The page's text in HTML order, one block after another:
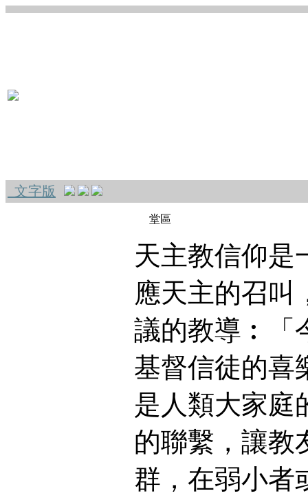
文字版
堂區
天主教信仰是
應天主的召叫
議的教導︰「
基督信徒的喜
是人類大家庭
的聯繫，讓教
群，在弱小者